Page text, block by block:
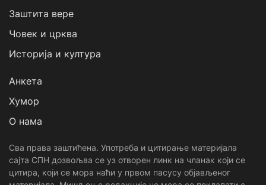
Заштита вере
Човек и црква
Историја и култура
Анкета
Хумор
О нама
Сва права заштићена. Употреба и цитирање материјала
сајта СПН дозвољва се уз отворен линк на чланак који се
цитира, који се мора наћи у првом пасусу објављеног